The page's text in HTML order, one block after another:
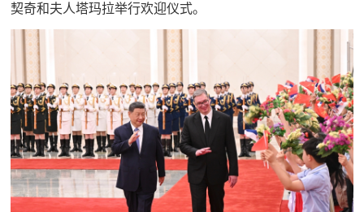
契奇和夫人塔玛拉举行欢迎仪式。